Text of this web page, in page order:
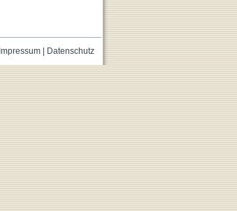
Impressum| Datenschutz